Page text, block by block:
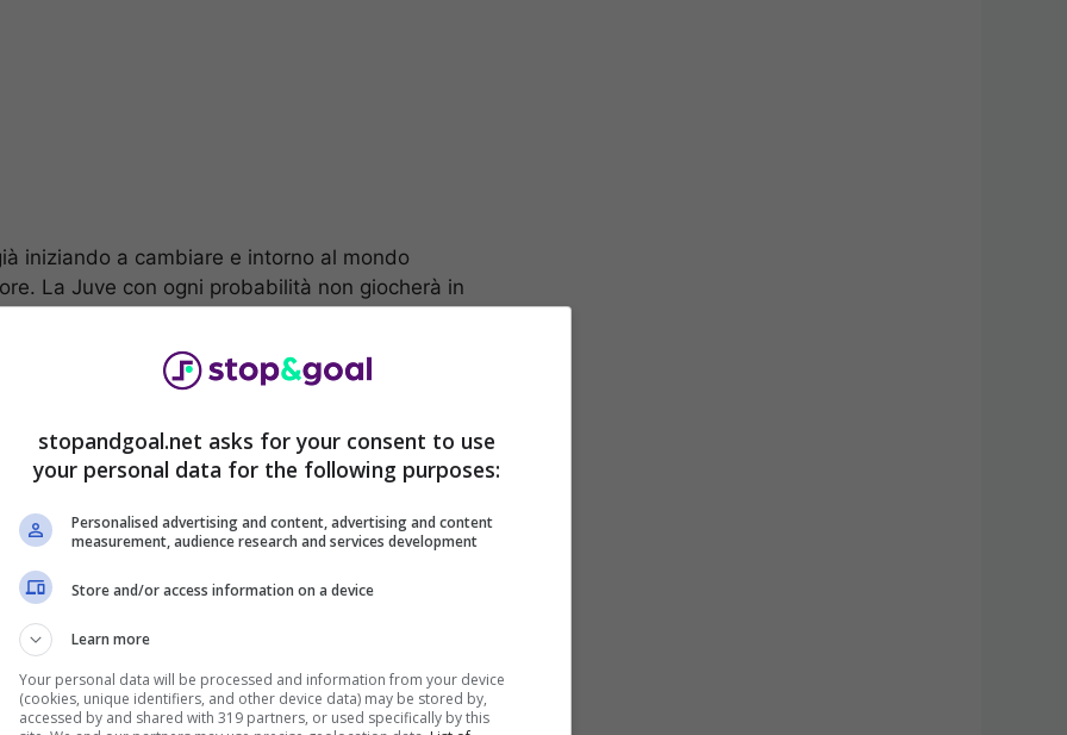
iniziando a cambiare e intorno al mondo
La Juve con ogni probabilità non giocherà in
il
Juventus è la
e si aspetta qualche nome di grande livello.
per la mediana
primo livello e stanno pensando di strappare il
stagione ha dimostrato di poter essere decisivo
stopandgoal.net asks for your consent to use
your personal data for the following purposes:
Personalised advertising and content, advertising and content
measurement, audience research and services development
Store and/or access information on a device
Learn more
Your personal data will be processed and information from your device
(cookies, unique identifiers, and other device data) may be stored by,
accessed by and shared with 319 partners, or used specifically by this